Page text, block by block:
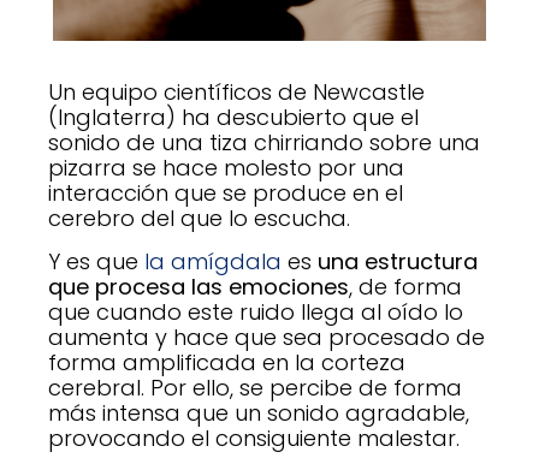
Un equipo científicos de Newcastle
(Inglaterra) ha descubierto que el
sonido de una tiza chirriando sobre una
pizarra se hace molesto por una
interacción que se produce en el
cerebro del que lo escucha.
Y es que la amígdala es una estructura
que procesa las emociones, de forma
que cuando este ruido llega al oído lo
aumenta y hace que sea procesado de
forma amplificada en la corteza
cerebral. Por ello, se percibe de forma
más intensa que un sonido agradable,
provocando el consiguiente malestar.